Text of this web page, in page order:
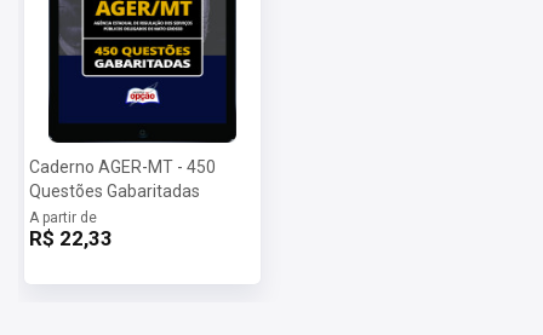
Caderno AGER-MT - 450
Questões Gabaritadas
A partir de
R$ 22,33